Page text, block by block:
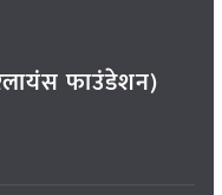
फाउंडेशन)